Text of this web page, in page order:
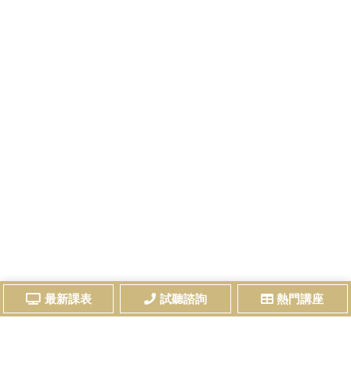
最新課表 試聽諮詢 熱門講座